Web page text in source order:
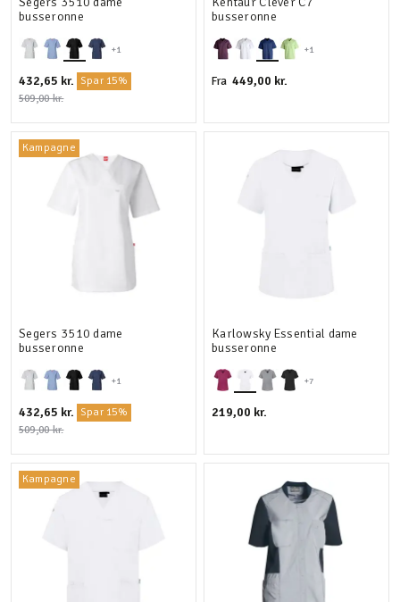
+1
busseronne
432,65 kr. Spar 15%
509,00 kr.
+1
busseronne
Fra 449,00 kr.
Kampagne
+1
Segers 3510 dame
busseronne
432,65 kr. Spar 15%
509,00 kr.
+7
Karlowsky Essential dame
busseronne
219,00 kr.
Kampagne